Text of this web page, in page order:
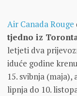
Air Canada Rouge
tjedno iz
letjeti dva
iduće godine
15. svibnja
lipnja do 10.